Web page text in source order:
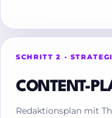
SCHRITT 2 ·
CONTENT-
Redaktionsplan mit